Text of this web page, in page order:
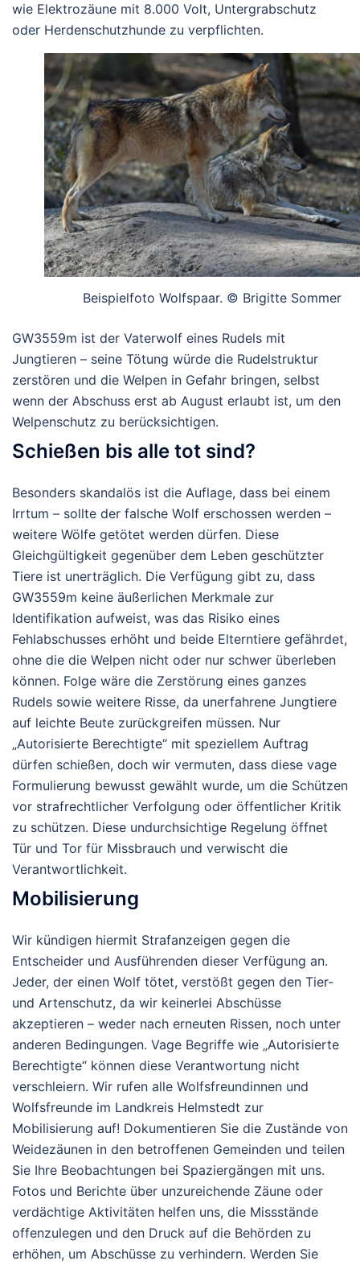
wie Elektrozäune mit 8.000 Volt, Untergrabschutz
oder Herdenschutzhunde zu verpflichten.
Beispielfoto Wolfspaar. © Brigitte Sommer
GW3559m ist der Vaterwolf eines Rudels mit
Jungtieren – seine Tötung würde die Rudelstruktur
zerstören und die Welpen in Gefahr bringen, selbst
wenn der Abschuss erst ab August erlaubt ist, um den
Welpenschutz zu berücksichtigen.
Schießen bis alle tot sind?
Besonders skandalös ist die Auflage, dass bei einem
Irrtum – sollte der falsche Wolf erschossen werden –
weitere Wölfe getötet werden dürfen. Diese
Gleichgültigkeit gegenüber dem Leben geschützter
Tiere ist unerträglich. Die Verfügung gibt zu, dass
GW3559m keine äußerlichen Merkmale zur
Identifikation aufweist, was das Risiko eines
Fehlabschusses erhöht und beide Elterntiere gefährdet,
ohne die die Welpen nicht oder nur schwer überleben
können. Folge wäre die Zerstörung eines ganzes
Rudels sowie weitere Risse, da unerfahrene Jungtiere
auf leichte Beute zurückgreifen müssen. Nur
„Autorisierte Berechtigte“ mit speziellem Auftrag
dürfen schießen, doch wir vermuten, dass diese vage
Formulierung bewusst gewählt wurde, um die Schützen
vor strafrechtlicher Verfolgung oder öffentlicher Kritik
zu schützen. Diese undurchsichtige Regelung öffnet
Tür und Tor für Missbrauch und verwischt die
Verantwortlichkeit.
Mobilisierung
Wir kündigen hiermit Strafanzeigen gegen die
Entscheider und Ausführenden dieser Verfügung an.
Jeder, der einen Wolf tötet, verstößt gegen den Tier-
und Artenschutz, da wir keinerlei Abschüsse
akzeptieren – weder nach erneuten Rissen, noch unter
anderen Bedingungen. Vage Begriffe wie „Autorisierte
Berechtigte“ können diese Verantwortung nicht
verschleiern. Wir rufen alle Wolfsfreundinnen und
Wolfsfreunde im Landkreis Helmstedt zur
Mobilisierung auf! Dokumentieren Sie die Zustände von
Weidezäunen in den betroffenen Gemeinden und teilen
Sie Ihre Beobachtungen bei Spaziergängen mit uns.
Fotos und Berichte über unzureichende Zäune oder
verdächtige Aktivitäten helfen uns, die Missstände
offenzulegen und den Druck auf die Behörden zu
erhöhen, um Abschüsse zu verhindern. Werden Sie